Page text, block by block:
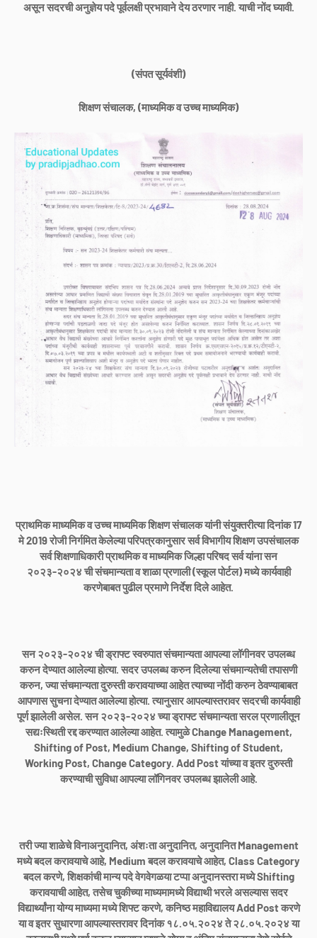
असून सदरची अनुज्ञेय पदे पूर्वलक्षी प्रभावाने देय ठरणार नाही. याची नोंद घ्यावी.
(संपत सूर्यवंशी)
शिक्षण संचालक, (माध्यमिक व उच्च माध्यमिक)
प्राथमिक माध्यमिक व उच्च माध्यमिक शिक्षण संचालक यांनी संयुक्तरीत्या दिनांक 17
मे 2019 रोजी निर्गमित केलेल्या परिपत्रकानुसार सर्व विभागीय शिक्षण उपसंचालक
सर्व शिक्षणाधिकारी प्राथमिक व माध्यमिक जिल्हा परिषद सर्व यांना सन
२०२३-२०२४ ची संचमान्यता व शाळा प्रणाली (स्कूल पोर्टल) मध्ये कार्यवाही
करणेबाबत पुढील प्रमाणे निर्देश दिले आहेत.
सन २०२३-२०२४ ची ड्राफ्ट स्वरुपात संचमान्यता आपल्या लॉगीनवर उपलब्ध
करुन देण्यात आलेल्या होत्या. सदर उपलब्ध करुन दिलेल्या संचमान्यतेची तपासणी
करुन, ज्या संचमान्यता दुरुस्ती करावयाच्या आहेत त्याच्या नोंदी करुन ठेवण्याबाबत
आपणास सुचना देण्यात आलेल्या होत्या. त्यानुसार आपल्यास्तरावर सदरची कार्यवाही
पूर्ण झालेली असेल. सन २०२३-२०२४ च्या ड्राफ्ट संचमान्यता सरल प्रणालीतून
सद्यःस्थिती रद्द करण्यात आलेल्या आहेत. त्यामुळे Change Management,
Shifting of Post, Medium Change, Shifting of Student,
Working Post, Change Category. Add Post यांच्या व इतर दुरुस्ती
करण्याची सुविधा आपल्या लॉगिनवर उपलब्ध झालेली आहे.
तरी ज्या शाळेचे विनाअनुदानित, अंशःता अनुदानित, अनुदानित Management
मध्ये बदल करावयाचे आहे, Medium बदल करावयाचे आहेत, Class Category
बदल करणे, शिक्षकांची मान्य पदे वेगवेगळया टप्पा अनुदानस्तरा मध्ये Shifting
करावयाची आहेत, तसेच चुकीच्या माध्यमामध्ये विद्याथी भरले असल्यास सदर
विद्यार्थ्यांना योग्य माध्यमा मध्ये शिफ्ट करणे, कनिष्ठ महाविद्यालय Add Post करणे
या व इतर सुधारणा आपल्यास्तरावर दिनांक १८.०५.२०२४ ते २८.०५.२०२४ या
Home About Us Contact Us
Privacy Policy
Terms And Conditions
Disclaimer
Copyright ©2026Pradip Jadhao